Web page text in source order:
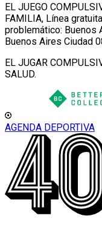
EL JUEGO
FAMILIA, Línea
problemático: Buenos
Buenos Aires Ciudad
EL JUGAR
SALUD.
AGENDA DEPORTIVA